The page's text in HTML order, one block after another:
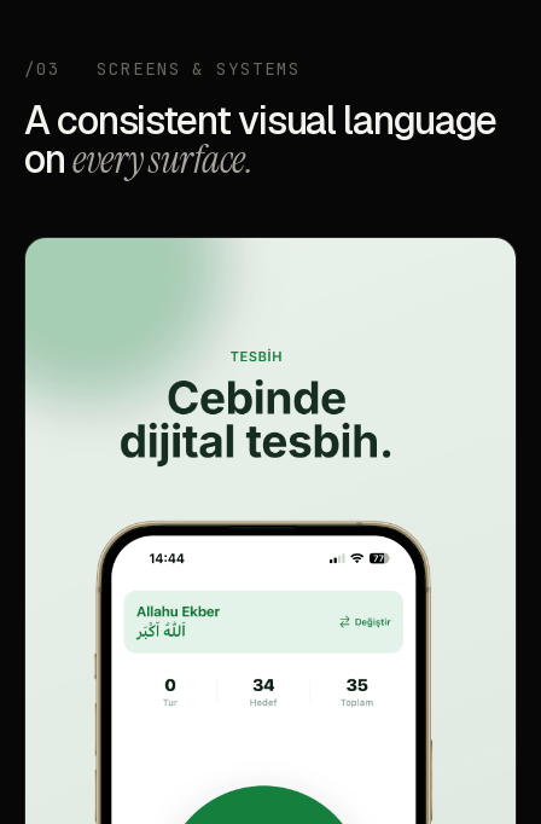
/03 SCREENS & SYSTEMS
A consistent visual language
onevery surface.